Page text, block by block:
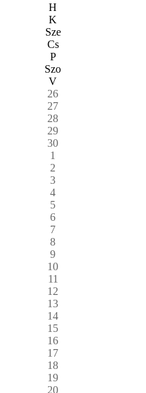
H
K
Sze
Cs
P
Szo
V
26
27
28
29
30
1
2
3
4
5
6
7
8
9
10
11
12
13
14
15
16
17
18
19
20